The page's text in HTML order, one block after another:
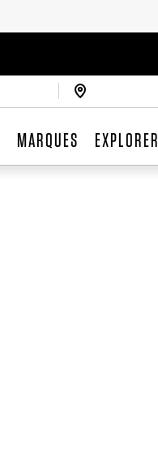
MARQUES EXPLORER